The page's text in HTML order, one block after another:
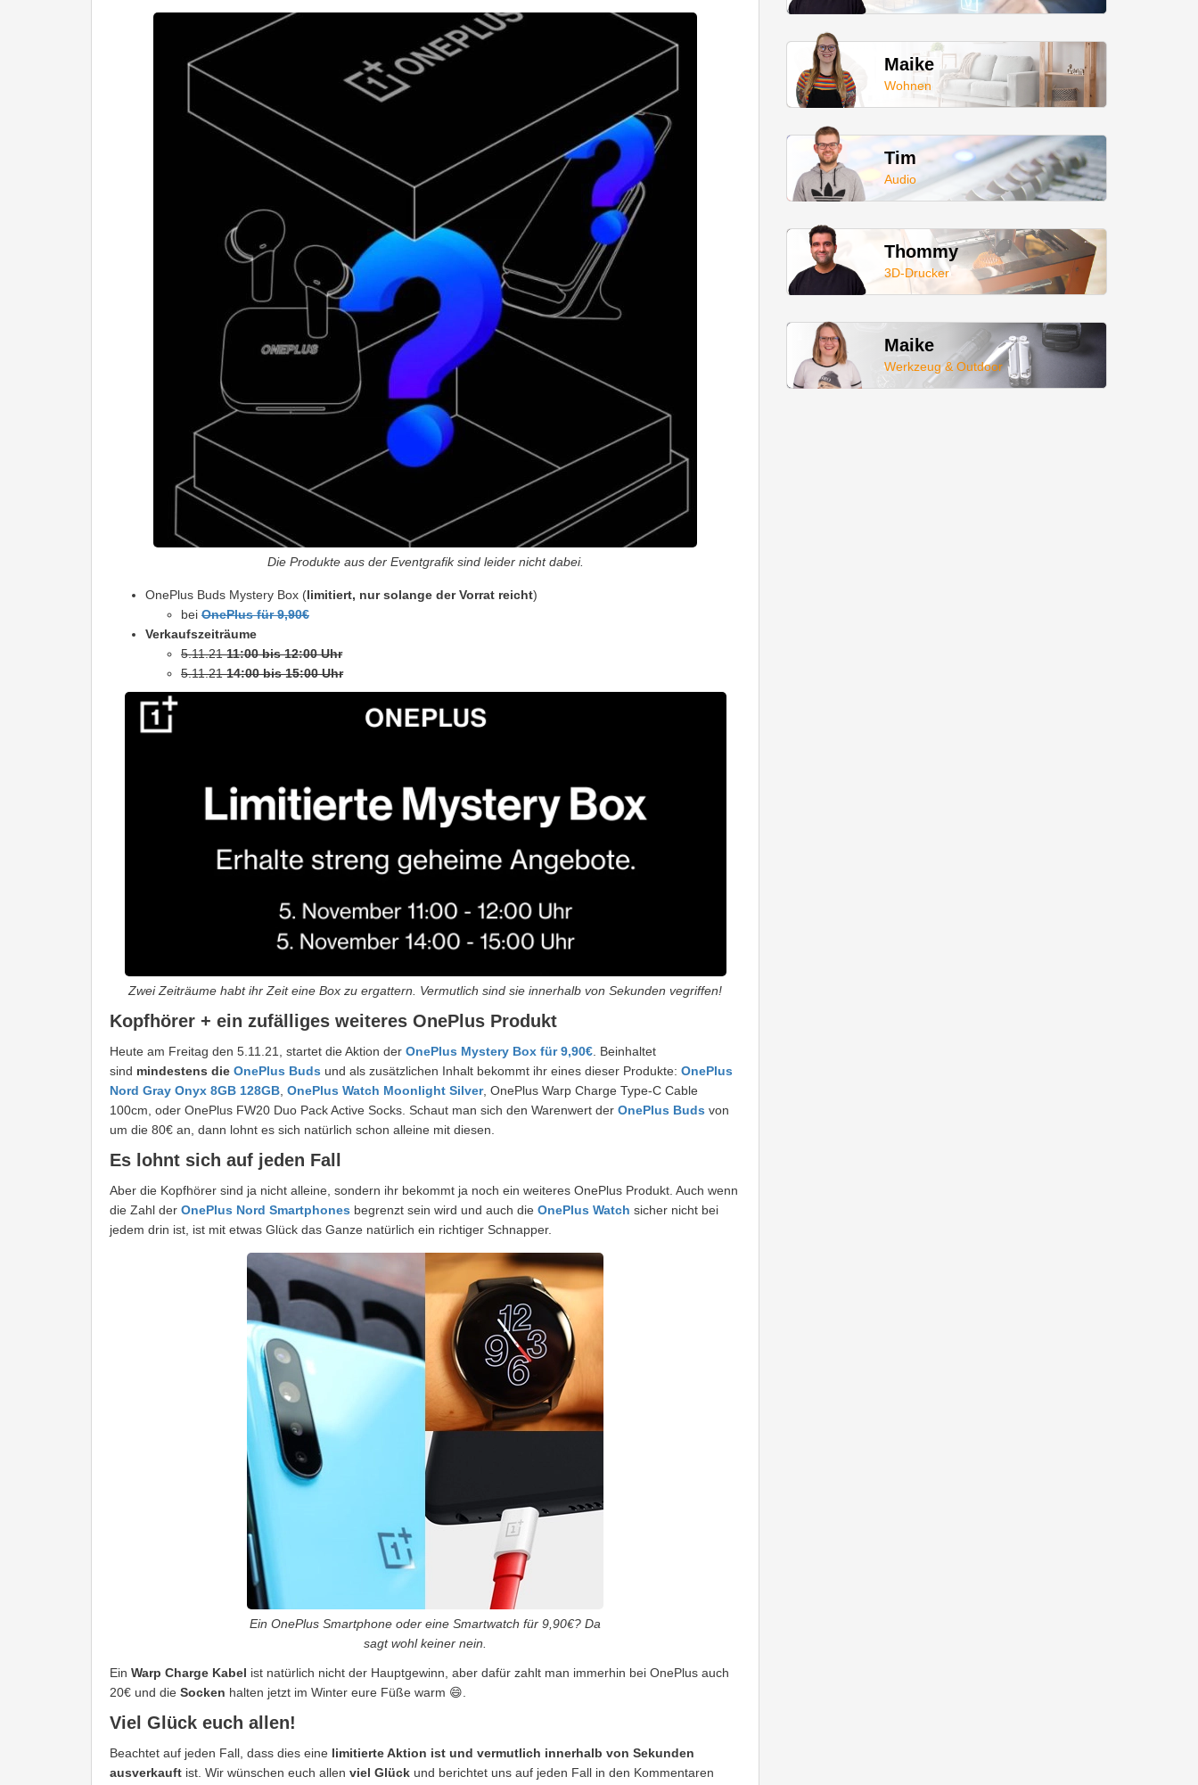
Die Produkte aus der Eventgrafik sind leider nicht dabei.
OnePlus Buds Mystery Box (limitiert, nur solange der Vorrat reicht)
bei OnePlus für 9,90€
Verkaufszeiträume
5.11.2111:00 bis 12:00 Uhr
5.11.2114:00 bis 15:00 Uhr
Zwei Zeiträume habt ihr Zeit eine Box zu ergattern. Vermutlich sind sie innerhalb von Sekunden vegriffen!
Kopfhörer + ein zufälliges weiteres OnePlus Produkt
Heute am Freitag den 5.11.21, startet die Aktion der OnePlus Mystery Box für 9,90€ . Beinhaltet
sind mindestens die OnePlus Buds und als zusätzlichen Inhalt bekommt ihr eines dieser Produkte: OnePlus
Nord Gray Onyx 8GB 128GB OnePlus Watch Moonlight Silver, OnePlus Warp Charge Type-C Cable
100cm, oder OnePlus FW20 Duo Pack Active Socks. Schaut man sich den Warenwert der OnePlus Buds von
um die 80€ an, dann lohnt es sich natürlich schon alleine mit diesen.
Es lohnt sich auf jeden Fall
Aber die Kopfhörer sind ja nicht alleine, sondern ihr bekommt ja noch ein weiteres OnePlus Produkt. Auch wenn
die Zahl der OnePlus Nord Smartphones begrenzt sein wird und auch die OnePlus Watch sicher nicht bei
jedem drin ist, ist mit etwas Glück das Ganze natürlich ein richtiger Schnapper.
Ein OnePlus Smartphone oder eine Smartwatch für 9,90€? Da
sagt wohl keiner nein.
Ein Warp Charge Kabel ist natürlich nicht der Hauptgewinn, aber dafür zahlt man immerhin bei OnePlus auch
20€ und die Socken halten jetzt im Winter eure Füße warm 😄.
Viel Glück euch allen!
Beachtet auf jeden Fall, dass dies eine limitierte Aktion ist und vermutlich innerhalb von Sekunden
ausverkauft ist. Wir wünschen euch allen viel Glück und berichtet uns auf jeden Fall in den Kommentaren
Maike
Wohnen
Tim
Audio
Thommy
3D-Drucker
Maike
Werkzeug & Outdoor